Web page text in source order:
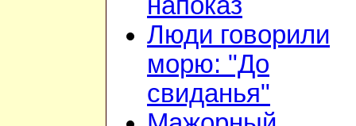
напоказ
Люди говорили
морю: "До
свиданья"